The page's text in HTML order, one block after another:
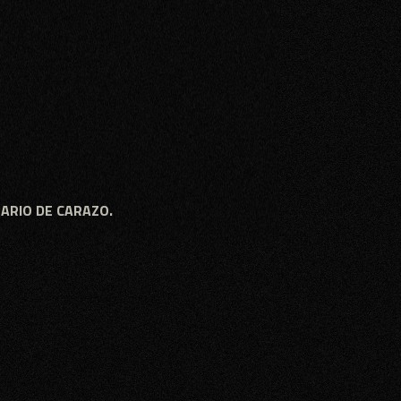
DE CARAZO.
DE CARAZO.